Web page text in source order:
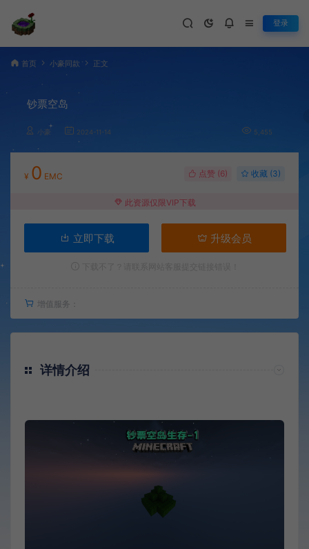
登录
首页 小豪同款 正文
钞票空岛
小豪 2024-11-14 5,455
¥ 0 EMC 点赞 (6) 收藏 (3)
此资源仅限VIP下载
立即下载 升级会员
增值服务：
详情介绍